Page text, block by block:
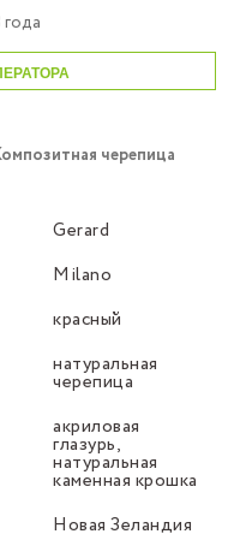
черепица
Gerard
Milano
красный
натуральная
черепица
акриловая
глазурь,
натуральная
каменная крошка
Новая Зеландия